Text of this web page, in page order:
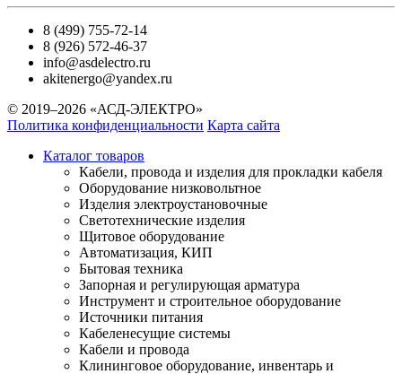
8 (499) 755-72-14
8 (926) 572-46-37
info@asdelectro.ru
akitenergo@yandex.ru
© 2019–2026 «АСД-ЭЛЕКТРО»
Политика конфиденциальности Карта сайта
Каталог товаров
Кабели, провода и изделия для прокладки кабеля
Оборудование низковольтное
Изделия электроустановочные
Светотехнические изделия
Щитовое оборудование
Автоматизация, КИП
Бытовая техника
Запорная и регулирующая арматура
Инструмент и строительное оборудование
Источники питания
Кабеленесущие системы
Кабели и провода
Клининговое оборудование, инвентарь и